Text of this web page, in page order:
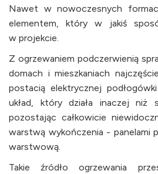
Nawet w nowoczesnych
elementem, który w jakiś
w projekcie.
Z ogrzewaniem podczerwienią
domach i mieszkaniach
postacią elektrycznej
układ, który działa inaczej niż
pozostając całkowicie
warstwą wykończenia - panelami
warstwową.
Takie źródło ogrzewania